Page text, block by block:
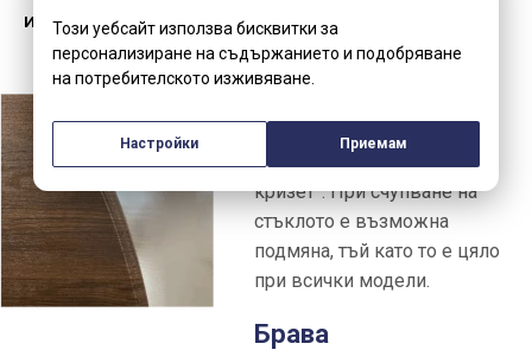
Избелен дъб Златен кестен
Стъкло
Стъклото на вратите е с
дебелина 5мм тип „дребен
кризет”. При счупване на
стъклото е възможна
подмяна, тъй като то е цяло
при всички модели.
Брава
Този уебсайт използва бисквитки за
персонализиране на съдържанието и подобряване
на потребителското изживяване.
Настройки Приемам